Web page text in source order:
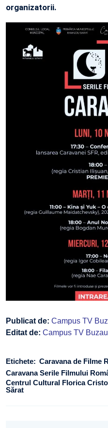
organizatorii.
Publicat de: Campus TV
Editat de: Campus TV Buzau
Etichete: Caravana de Filme
Caravana Serile Filmului
Centrul Cultural Florica
Sărat